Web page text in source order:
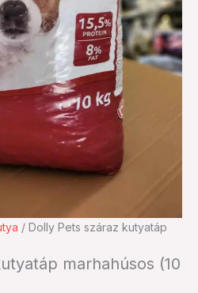
/ Dolly Pets száraz kutyatáp
marhahúsos (10